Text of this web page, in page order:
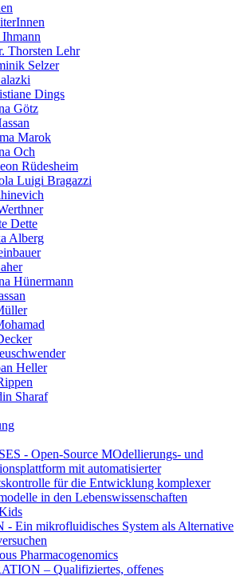
Thorsten Lehr
Selzer
Dings
Götz
Marok
Och
Rüdesheim
Luigi Bragazzi
Dette
Alberg
Hünermann
Heller
Sharaf
- Open-Source MOdellierungs- und
mit automatisierter
für die Entwicklung komplexer
in den Lebenswissenschaften
- Ein mikrofluidisches System als Alternative
Pharmacogenomics
– Qualifiziertes, offenes